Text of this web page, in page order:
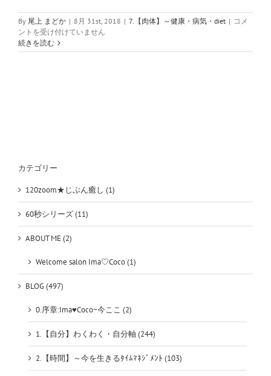
By 尾上 まどか | 8月 31st, 2018 | 7.【肉体】～健康・病気・diet | 楽々
た
言
コメ
ントを受け付けていません
続きを読む
カテゴリー
120zoom★じぶん癒し (1)
60秒シリーズ (11)
ABOUT ME (2)
Welcome salon Ima♡Coco (1)
BLOG (497)
0.序章:Ima♥Coco~今ここ (2)
1.【自分】わくわく・自分軸 (244)
2.【時間】～今を生きるﾀｲﾑﾏﾈｼﾞﾒﾝﾄ (103)